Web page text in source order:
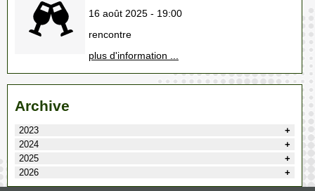
16 août 2025 - 19:00
rencontre
plus d'information ...
Archive
2023
2024
2025
2026